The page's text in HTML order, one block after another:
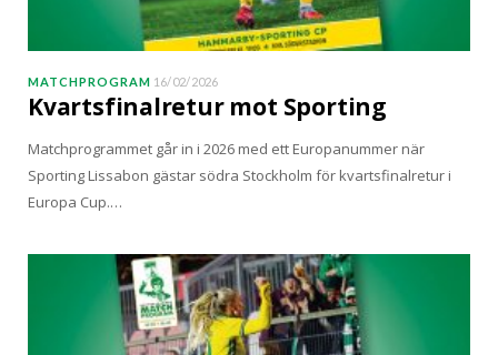
MATCHPROGRAM 16/02/2026
Kvartsfinalretur mot Sporting
Matchprogrammet går in i 2026 med ett Europanummer när
Sporting Lissabon gästar södra Stockholm för kvartsfinalretur i
Europa Cup.…